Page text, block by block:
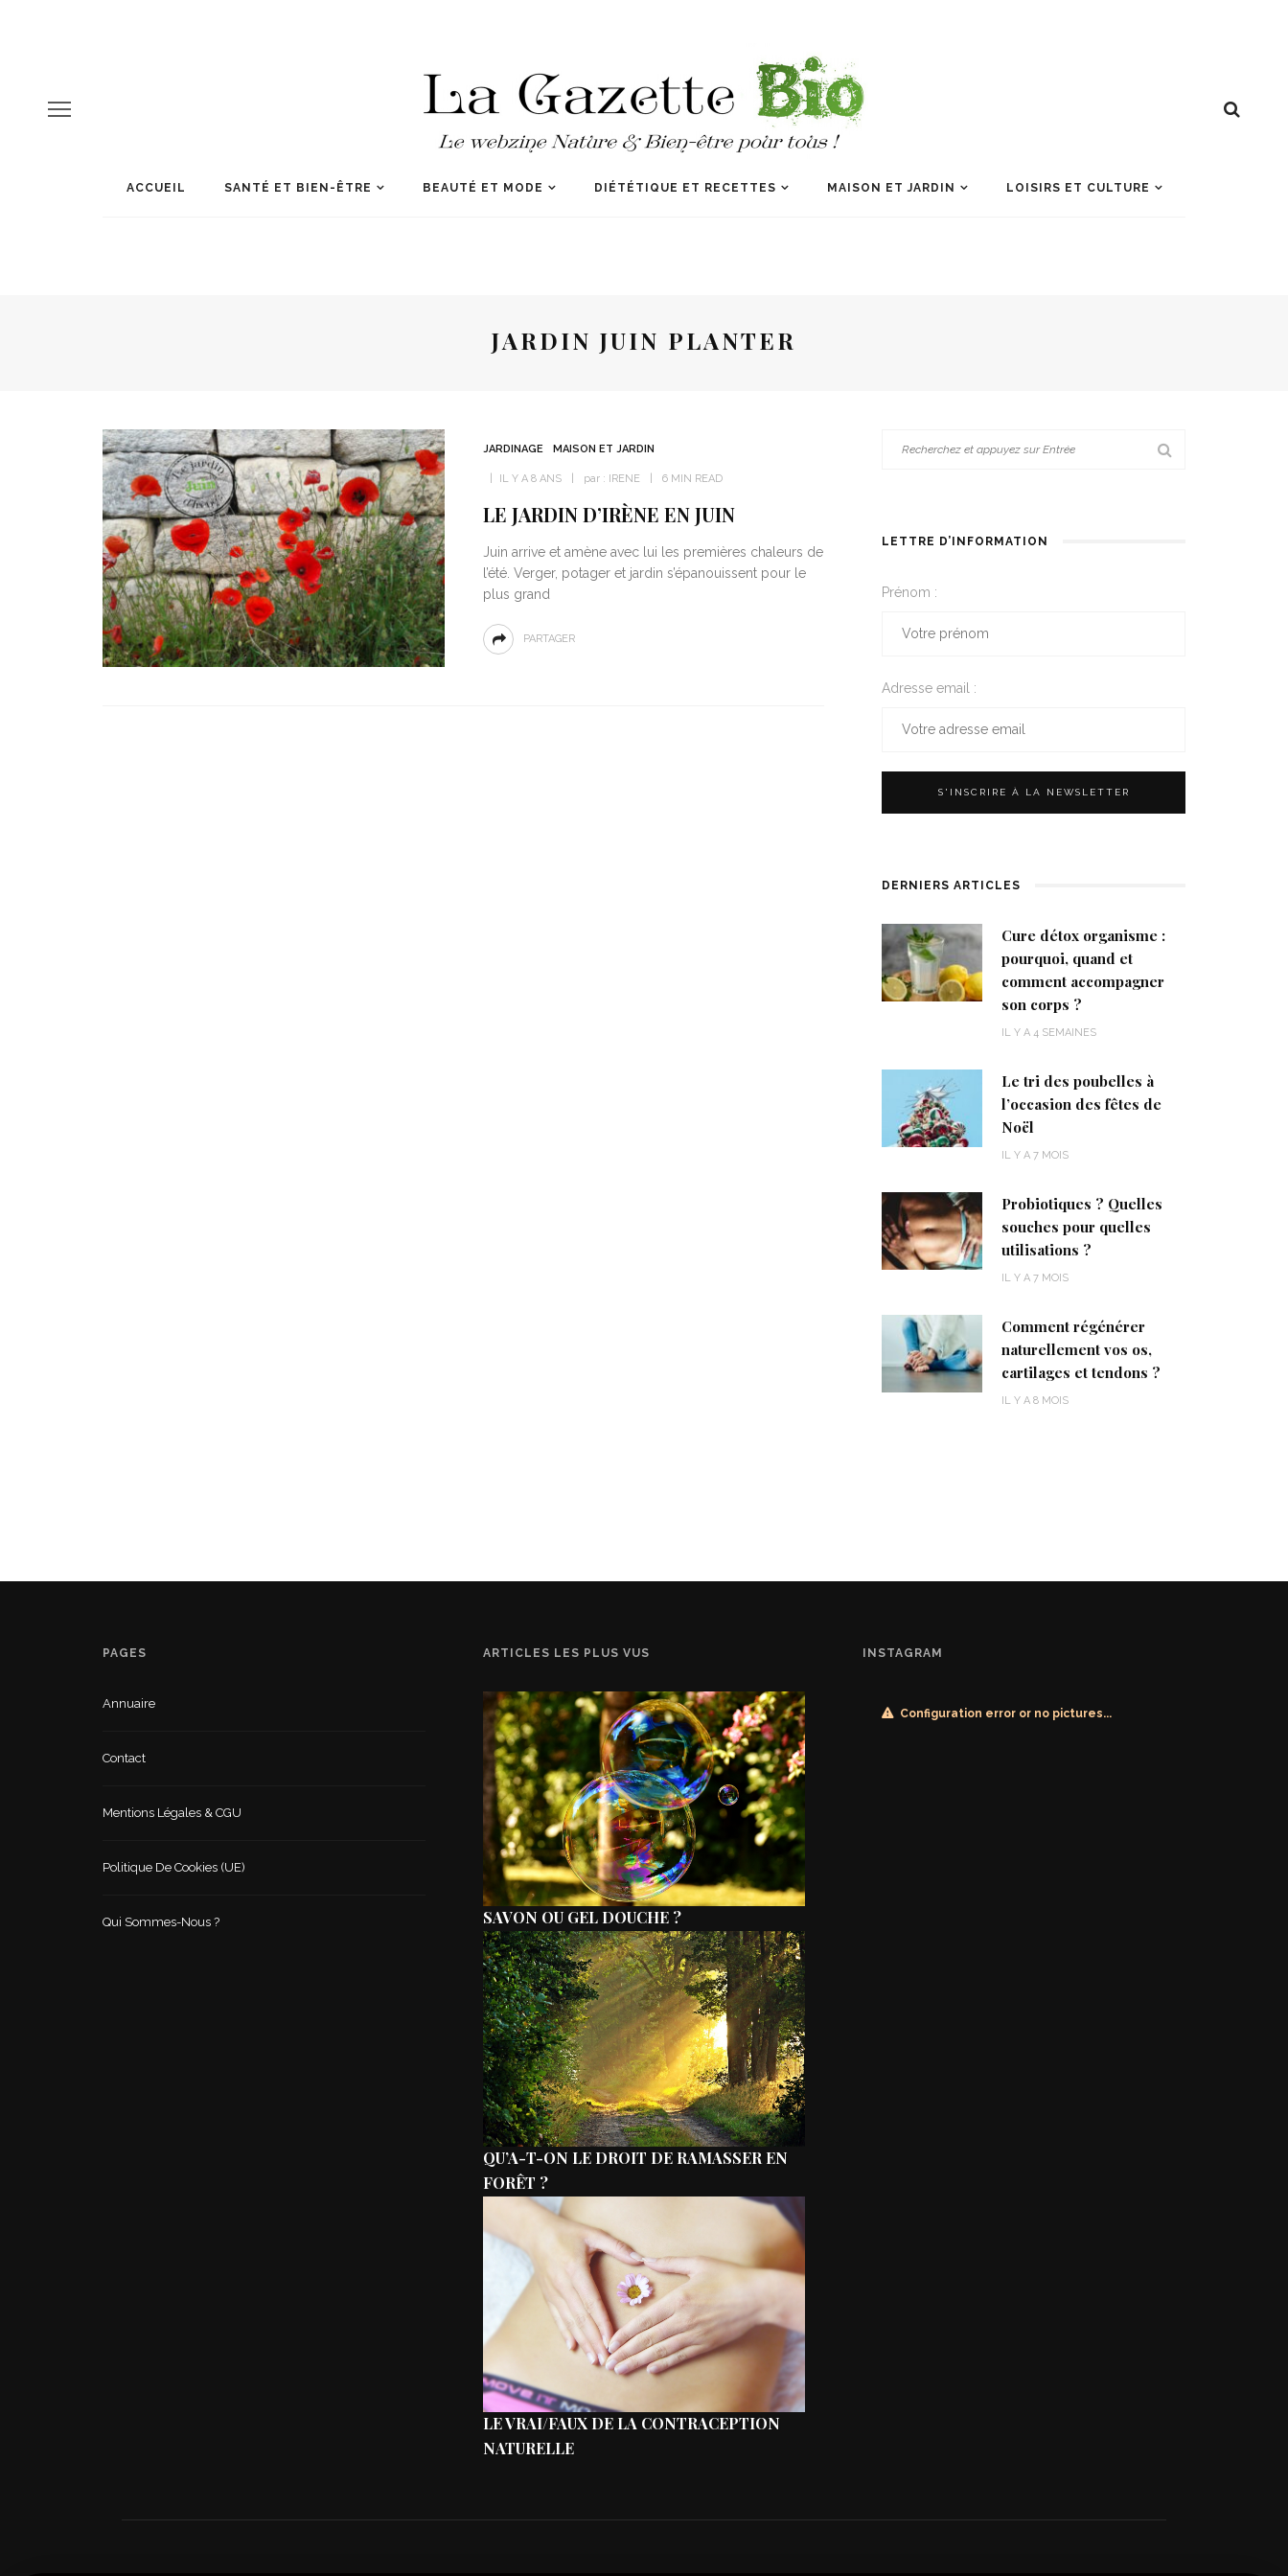
ACCUEIL SANTÉ ET BIEN-ÊTRE BEAUTÉ ET MODE DIÉTÉTIQUE ET RECETTES MAISON ET JARDIN LOISIRS ET CULTURE
JARDIN JUIN PLANTER
JARDINAGE MAISON ET JARDIN
IL Y A 8 ANS par : IRENE 6 MIN READ
LE JARDIN D’IRÈNE EN JUIN
Juin arrive et amène avec lui les premières chaleurs de
l’été. Verger, potager et jardin s’épanouissent pour le
plus grand
PARTAGER
LETTRE D’INFORMATION
Prénom :
Adresse email :
DERNIERS ARTICLES
Cure détox organisme :
pourquoi, quand et
comment accompagner
son corps ?
IL Y A 4 SEMAINES
Le tri des poubelles à
l’occasion des fêtes de
Noël
IL Y A 7 MOIS
Probiotiques ? Quelles
souches pour quelles
utilisations ?
IL Y A 7 MOIS
Comment régénérer
naturellement vos os,
cartilages et tendons ?
IL Y A 8 MOIS
PAGES
Annuaire
Contact
Mentions Légales & CGU
Politique De Cookies (UE)
Qui Sommes-Nous ?
ARTICLES LES PLUS VUS
SAVON OU GEL DOUCHE ?
QU’A-T-ON LE DROIT DE RAMASSER EN
FORÊT ?
LE VRAI/FAUX DE LA CONTRACEPTION
NATURELLE
INSTAGRAM
Configuration error or no pictures...